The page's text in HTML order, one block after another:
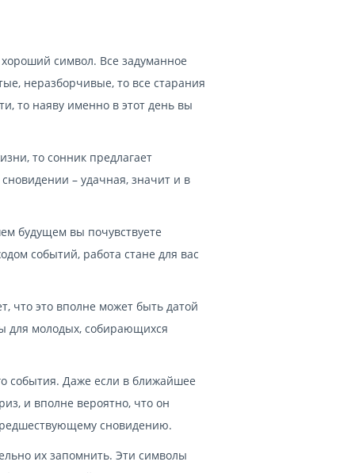
символ. Все задуманное
неразборчивые, то все старания
то наяву именно в этот день вы
то сонник предлагает
– удачная, значит и в
будущем вы почувствуете
событий, работа стане для вас
что это вполне может быть датой
для молодых, собирающихся
события. Даже если в ближайшее
и вполне вероятно, что он
сновидению.
их запомнить. Эти символы